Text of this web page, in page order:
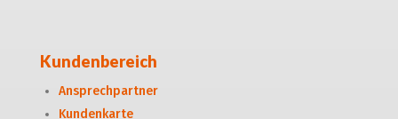
Kundenbereich
Ansprechpartner
Kundenkarte